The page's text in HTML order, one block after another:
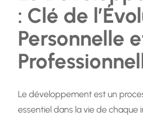
: Clé de
Personnelle
Le développement est un
essentiel dans la vie de chaque